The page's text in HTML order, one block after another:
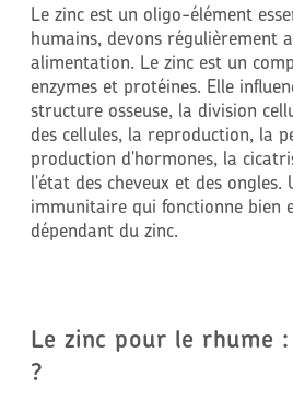
Le zinc est un oligo-élément
humains, devons régulièrement
alimentation. Le zinc est un
enzymes et protéines. Elle
structure osseuse, la division
des cellules, la reproduction, la
production d'hormones, la
l'état des cheveux et des ongles.
immunitaire qui fonctionne bien
dépendant du zinc.
Le zinc pour le rhume
?